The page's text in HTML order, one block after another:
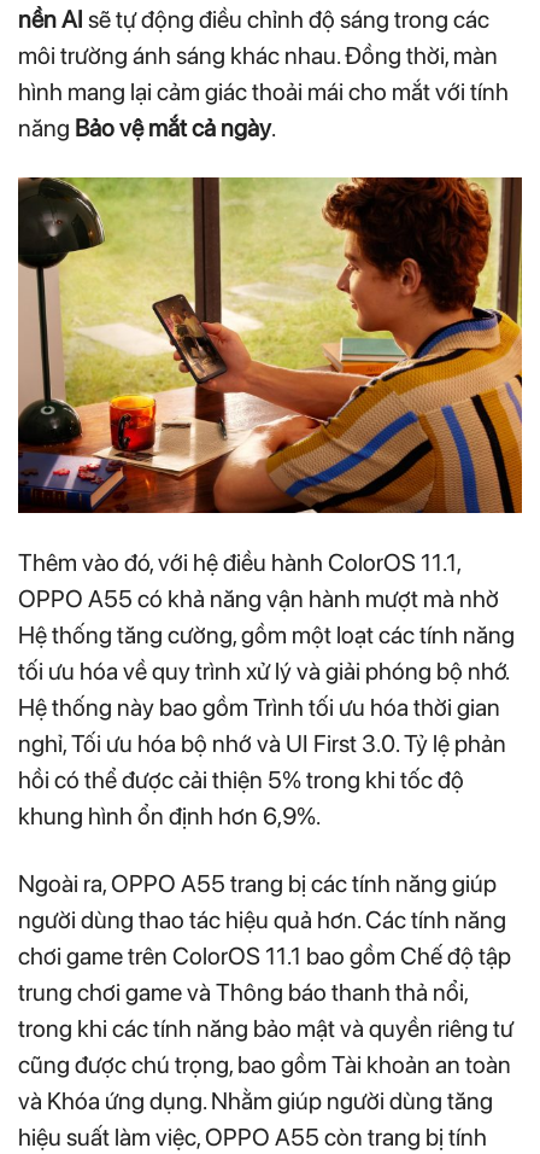
nền AI sẽ tự động điều chỉnh độ sáng trong các
môi trường ánh sáng khác nhau. Đồng thời, màn
hình mang lại cảm giác thoải mái cho mắt với tính
năng Bảo vệ mắt cả ngày.
Thêm vào đó, với hệ điều hành ColorOS 11.1,
OPPO A55 có khả năng vận hành mượt mà nhờ
Hệ thống tăng cường, gồm một loạt các tính năng
tối ưu hóa về quy trình xử lý và giải phóng bộ nhớ.
Hệ thống này bao gồm Trình tối ưu hóa thời gian
nghỉ, Tối ưu hóa bộ nhớ và UI First 3.0. Tỷ lệ phản
hồi có thể được cải thiện 5% trong khi tốc độ
khung hình ổn định hơn 6,9%.
Ngoài ra, OPPO A55 trang bị các tính năng giúp
người dùng thao tác hiệu quả hơn. Các tính năng
chơi game trên ColorOS 11.1 bao gồm Chế độ tập
trung chơi game và Thông báo thanh thả nổi,
trong khi các tính năng bảo mật và quyền riêng tư
cũng được chú trọng, bao gồm Tài khoản an toàn
và Khóa ứng dụng. Nhằm giúp người dùng tăng
hiệu suất làm việc, OPPO A55 còn trang bị tính